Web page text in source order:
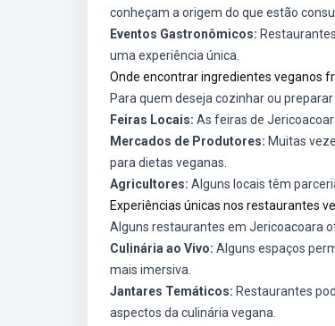
conheçam a origem do que estão
Eventos Gastronômicos:
uma experiência única.
Onde encontrar ingredientes veganos
Para quem deseja cozinhar ou
Feiras Locais: As feiras de
Mercados de Produtores: Muitas
para dietas veganas.
Agricultores: Alguns locais têm
Experiências únicas nos restaurantes
Alguns restaurantes em Jericoacoara
Culinária ao Vivo: Alguns espaços
mais imersiva.
Jantares Temáticos: Restaurantes
aspectos da culinária vegana.